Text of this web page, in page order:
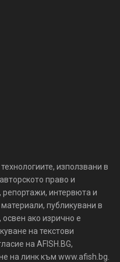
използвани в
право и
репортажи, интервюта и
публикувани в
освен ако изрично е
на текстови
на AFISH.BG,
на линк към www.afish.bg.